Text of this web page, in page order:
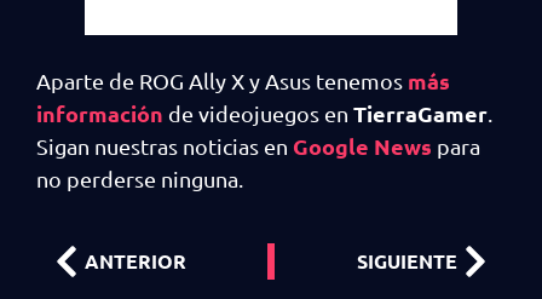
Aparte de ROG Ally X y Asus tenemos más
información de videojuegos en TierraGamer
Sigan nuestras noticias en Google News para
no perderse ninguna.
ANTERIOR SIGUIENTE